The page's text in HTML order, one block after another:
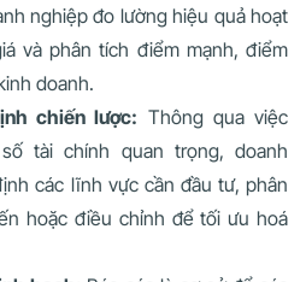
nghiệp đo lường hiệu quả hoạt
và phân tích điểm mạnh, điểm
doanh.
chiến lược: Thông qua việc
tài chính quan trọng, doanh
các lĩnh vực cần đầu tư, phân
hoặc điều chỉnh để tối ưu hoá